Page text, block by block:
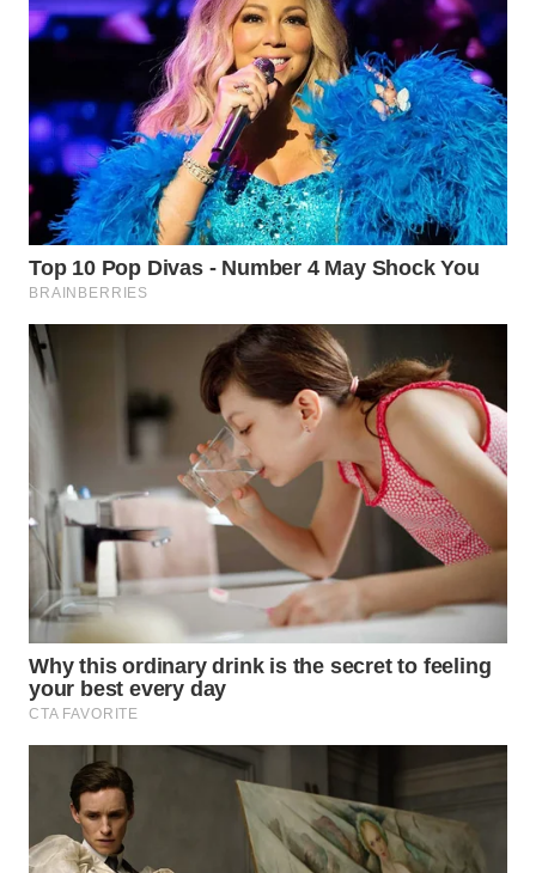
WN
WN
LABUHANBATU
WN
TAPANULI
TENGAH
SERDANG
WN
PAKPAK
WN
KARAWANG
WN
WN
BOGOR